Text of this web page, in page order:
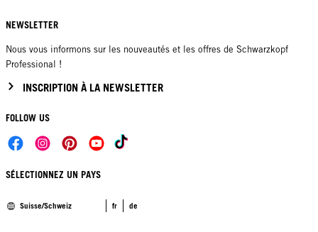
NEWSLETTER
Nous vous informons sur les nouveautés et les offres de Schwarzkopf
Professional !
INSCRIPTION À LA NEWSLETTER
FOLLOW US
SÉLECTIONNEZ UN PAYS
Suisse/Schweiz fr de